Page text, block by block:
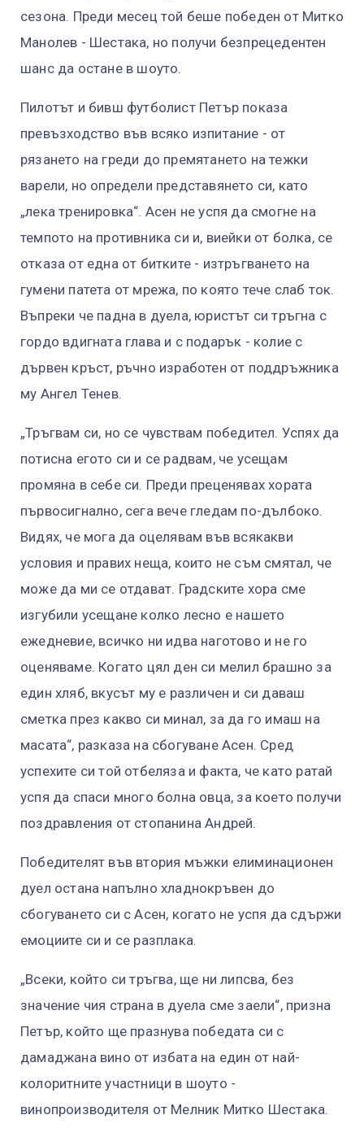
сезона. Преди месец той беше победен от Митко
Манолев - Шестака, но получи безпрецедентен
шанс да остане в шоуто.
Пилотът и бивш футболист Петър показа
превъзходство във всяко изпитание - от
рязането на греди до премятането на тежки
варели, но определи представянето си, като
„лека тренировка“. Асен не успя да смогне на
темпото на противника си и, виейки от болка, се
отказа от една от битките - изтръгването на
гумени патета от мрежа, по която тече слаб ток.
Въпреки че падна в дуела, юристът си тръгна с
гордо вдигната глава и с подарък - колие с
дървен кръст, ръчно изработен от поддръжника
му Ангел Тенев.
„Тръгвам си, но се чувствам победител. Успях да
потисна егото си и се радвам, че усещам
промяна в себе си. Преди преценявах хората
първосигнално, сега вече гледам по-дълбоко.
Видях, че мога да оцелявам във всякакви
условия и правих неща, които не съм смятал, че
може да ми се отдават. Градските хора сме
изгубили усещане колко лесно е нашето
ежедневие, всичко ни идва наготово и не го
оценяваме. Когато цял ден си мелил брашно за
един хляб, вкусът му е различен и си даваш
сметка през какво си минал, за да го имаш на
масата“, разказа на сбогуване Асен. Сред
успехите си той отбеляза и факта, че като ратай
успя да спаси много болна овца, за което получи
поздравления от стопанина Андрей.
Победителят във втория мъжки елиминационен
дуел остана напълно хладнокръвен до
сбогуването си с Асен, когато не успя да сдържи
емоциите си и се разплака.
„Всеки, който си тръгва, ще ни липсва, без
значение чия страна в дуела сме заели“, призна
Петър, който ще празнува победата си с
дамаджана вино от избата на един от най-
колоритните участници в шоуто -
винопроизводителя от Мелник Митко Шестака.